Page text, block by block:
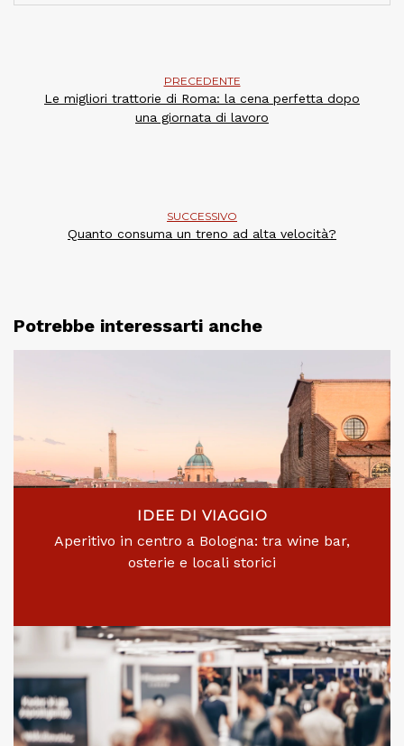
PRECEDENTE
Le migliori trattorie di Roma: la cena perfetta dopo
una giornata di lavoro
SUCCESSIVO
Quanto consuma un treno ad alta velocità?
Potrebbe interessarti anche
IDEE DI VIAGGIO
Aperitivo in centro a Bologna: tra wine bar,
osterie e locali storici